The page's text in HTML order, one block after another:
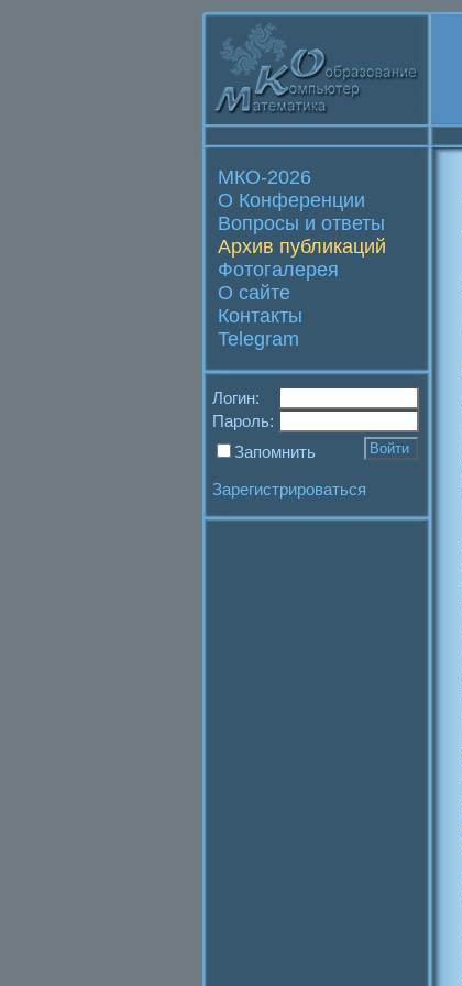
МКО-2026
О Конференции
Вопросы и ответы
Архив публикаций
Фотогалерея
О сайте
Контакты
Telegram
Логин:
Пароль:
Запомнить
Зарегистрироваться